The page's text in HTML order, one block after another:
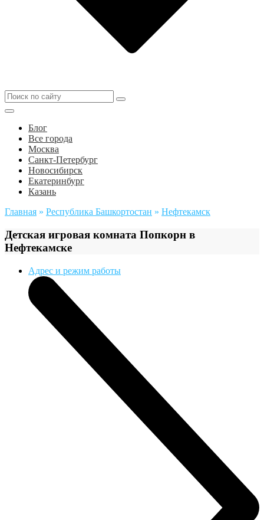
Блог
Все города
Москва
Санкт-Петербург
Новосибирск
Екатеринбург
Казань
Главная » Республика Башкортостан » Нефтекамск
Детская игровая комната Попкорн в
Нефтекамске
Адрес и режим работы